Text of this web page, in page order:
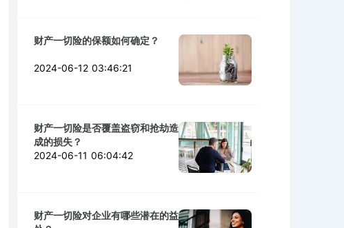
财产一切险的保额如何确定？
2024-06-12 03:46:21
财产一切险是否覆盖盗窃和抢劫造
成的损失？
2024-06-11 06:04:42
财产一切险对企业有哪些潜在的益